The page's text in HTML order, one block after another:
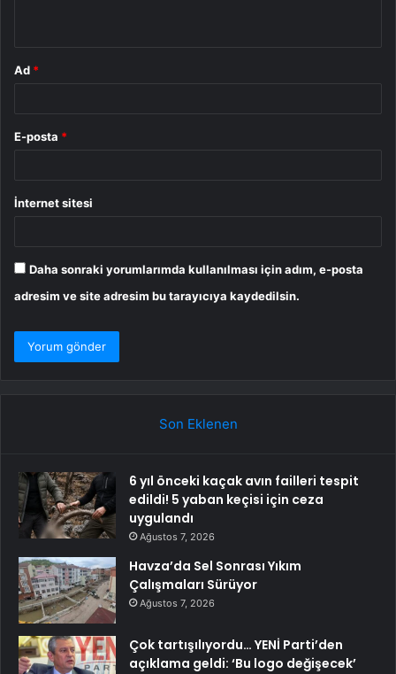
Ad *
E-posta *
İnternet sitesi
Daha sonraki yorumlarımda kullanılması için adım, e-posta
adresim ve site adresim bu tarayıcıya kaydedilsin.
Son Eklenen
6 yıl önceki kaçak avın failleri tespit
edildi! 5 yaban keçisi için ceza
uygulandı
Ağustos 7, 2026
Havza’da Sel Sonrası Yıkım
Çalışmaları Sürüyor
Ağustos 7, 2026
Çok tartışılıyordu… YENİ Parti’den
açıklama geldi: ‘Bu logo değişecek’